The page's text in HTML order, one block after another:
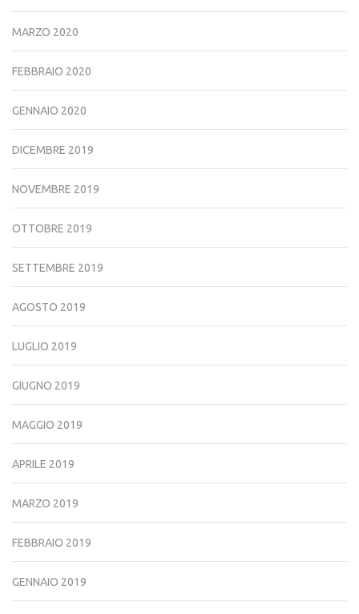
MARZO 2020
FEBBRAIO 2020
GENNAIO 2020
DICEMBRE 2019
NOVEMBRE 2019
OTTOBRE 2019
SETTEMBRE 2019
AGOSTO 2019
LUGLIO 2019
GIUGNO 2019
MAGGIO 2019
APRILE 2019
MARZO 2019
FEBBRAIO 2019
GENNAIO 2019